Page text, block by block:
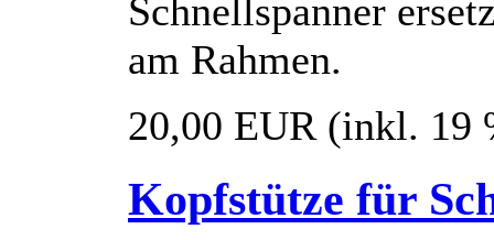
Schnellspanner
am Rahmen.
20,00 EUR (inkl. 19
Kopfstütze für